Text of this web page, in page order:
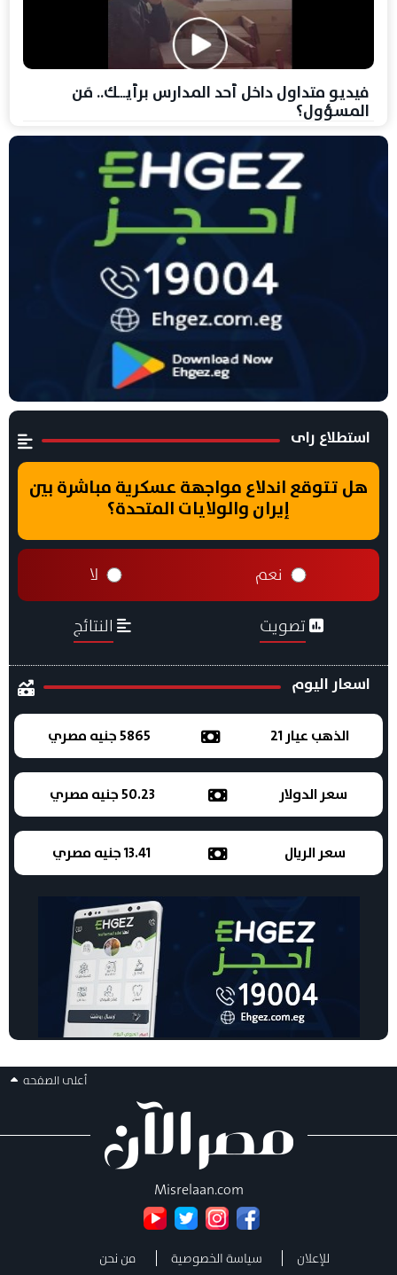
فيديو متداول داخل أحد المدارس برأيـــك.. مَن
المسؤول؟
استطلاع راى
هل تتوقع اندلاع مواجهة عسكرية مباشرة بين
إيران والولايات المتحدة؟
نعم لا
تصويت النتائج
اسعار اليوم
الذهب عيار 21 5865 جنيه مصري
سعر الدولار 50.23 جنيه مصري
سعر الريال 13.41 جنيه مصري
أعلى الصفحه
Misrelaan.com
للإعلان سياسة الخصوصية من نحن